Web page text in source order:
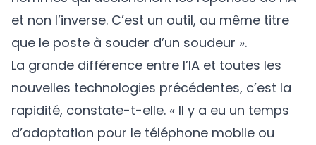
et non l’inverse. C’est un outil, au même titre
que le poste à souder d’un soudeur ».
La grande différence entre l’IA et toutes les
nouvelles technologies précédentes, c’est la
rapidité, constate-t-elle. « Il y a eu un temps
d’adaptation pour le téléphone mobile ou